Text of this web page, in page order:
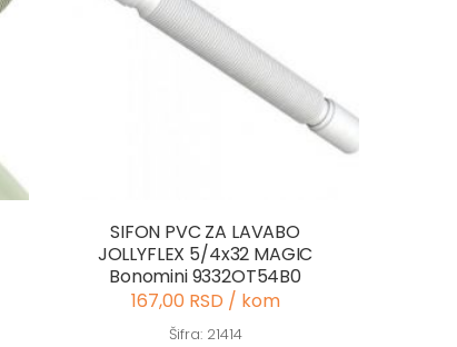
SIFON PVC ZA LAVABO
JOLLYFLEX 5/4x32 MAGIC
Bonomini 9332OT54B0
167,00 RSD / kom
Šifra: 21414